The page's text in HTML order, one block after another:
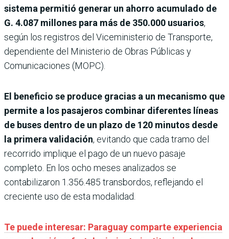
sistema permitió generar un ahorro acumulado de
G. 4.087 millones para más de 350.000 usuarios,
según los registros del Viceministerio de Transporte,
dependiente del Ministerio de Obras Públicas y
Comunicaciones (MOPC).
El beneficio se produce gracias a un mecanismo que
permite a los pasajeros combinar diferentes líneas
de buses dentro de un plazo de 120 minutos desde
la primera validación, evitando que cada tramo del
recorrido implique el pago de un nuevo pasaje
completo. En los ocho meses analizados se
contabilizaron 1.356.485 transbordos, reflejando el
creciente uso de esta modalidad.
Te puede interesar: Paraguay comparte experiencia